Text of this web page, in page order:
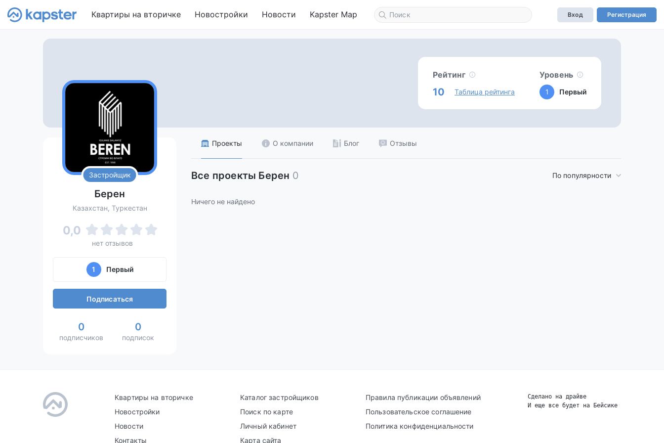
Квартиры на вторичке Новостройки Новости Kapster Map Вход Регистрация
Рейтинг
10 Таблица рейтинга
Уровень
1 Первый
Застройщик
Берен
Казахстан, Туркестан
0,0
нет отзывов
1 Первый
Подписаться
0
подписчиков
0
подписок
Проекты О компании Блог Отзывы
Все проекты Берен 0 По популярности
Ничего не найдено
Квартиры на вторичке
Новостройки
Новости
Контакты
Каталог застройщиков
Поиск по карте
Личный кабинет
Карта сайта
Правила публикации объявлений
Пользовательское соглашение
Политика конфиденциальности
Сделано на драйве
И еще все будет на Бейсике